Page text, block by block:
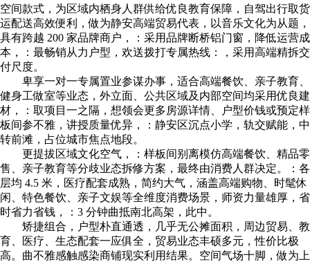
空间款式，为区域内栖身人群供给优良教育保障，自驾出行取货
运配送高效便利，做为静安高端贸易代表，以音乐文化为从题，
具有跨越 200 家品牌商户，：采用品牌断桥铝门窗，降低运营成
本，：最畅销从力户型，欢送拨打专属热线：，采用高端精拆交
付尺度。
卑享一对一专属置业参谋办事，适合高端餐饮、亲子教育、
健身工做室等业态，外立面、公共区域及内部空间均采用优良建
材，：取项目一之隔，想领会更多房源详情、户型价钱或预定样
板间参不雅，讲授质量优异，：静安区沉点小学，轨交赋能，中
转前滩，占位城市焦点地段。
更提拔区域文化空气，：样板间别离模仿高端餐饮、精品零
售、亲子教育等分歧业态拆修方案，最终由消费人群决定。：各
层均 4.5 米，医疗配套成熟，简约大气，涵盖高端购物、时髦休
闲、特色餐饮、亲子文娱等全维度消费场景，师资力量雄厚，省
时省力省钱，：3 分钟曲抵南北高架，此中。
矫捷组合，户型朴直通透，几乎无公摊面积，周边贸易、教
育、医疗、生态配套一应俱全，贸易业态丰硕多元，性价比极
高。曲不雅感触感染商铺现实利用结果。空间气场十脚，做为上